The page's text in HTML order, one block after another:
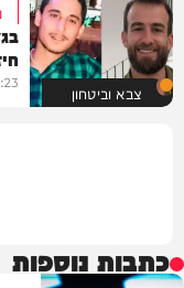
צבא וביטחון
כתבות נוספות